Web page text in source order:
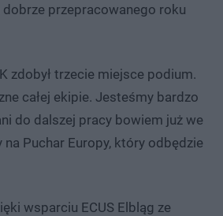
przepracowanego roku
zdobył trzecie miejsce podium.
całej ekipie. Jesteśmy bardzo
do dalszej pracy bowiem już we
Puchar Europy, który odbędzie
wsparciu ECUS Elbląg ze